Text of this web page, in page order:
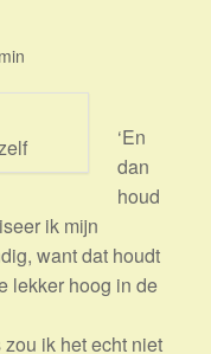
‘En
dan
houd
ik mijn
want dat houdt
lekker hoog in de
ik het echt niet